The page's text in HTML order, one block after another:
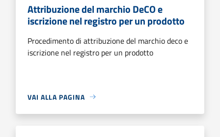
Attribuzione del marchio DeCO e
iscrizione nel registro per un prodotto
Procedimento di attribuzione del marchio deco e
iscrizione nel registro per un prodotto
VAI ALLA PAGINA